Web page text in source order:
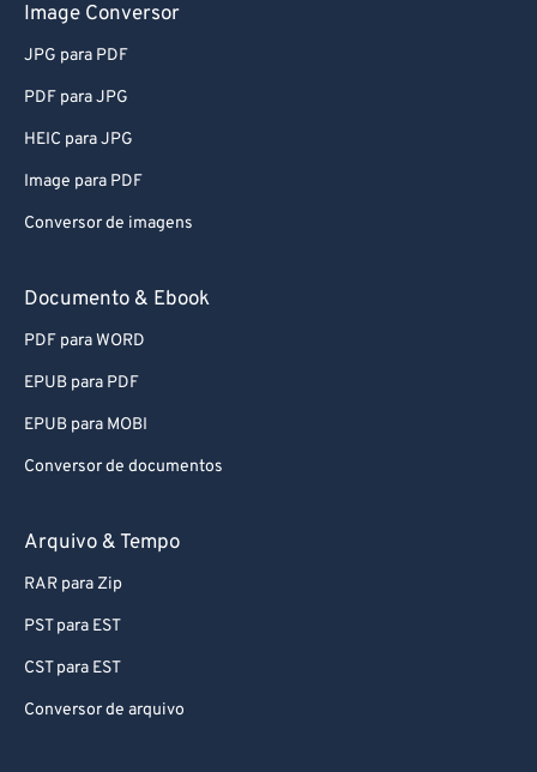
Image Conversor
JPG para PDF
PDF para JPG
HEIC para JPG
Image para PDF
Conversor de imagens
Documento & Ebook
PDF para WORD
EPUB para PDF
EPUB para MOBI
Conversor de documentos
Arquivo & Tempo
RAR para Zip
PST para EST
CST para EST
Conversor de arquivo